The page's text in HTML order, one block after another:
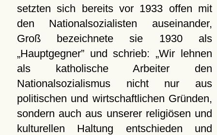
setzten sich bereits vor 1933 offen mit
den Nationalsozialisten auseinander,
Groß bezeichnete sie 1930 als
Hauptgegner und schrieb: Wir lehnen
als katholische Arbeiter den
Nationalsozialismus nicht nur aus
politischen und wirtschaftlichen Gründen,
sondern auch aus unserer religiösen und
kulturellen Haltung entschieden und